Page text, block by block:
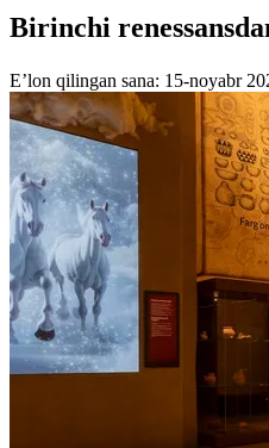
Birinchi
E’lon qilingan sana: 15-noyabr